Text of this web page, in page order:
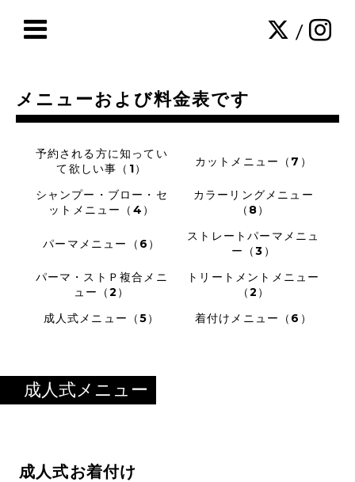
/
メニューおよび料金表です
予約される方に知ってい
て欲しい事（1）
カットメニュー（7）
シャンプー・ブロー・セ
ットメニュー（4）
カラーリングメニュー
（8）
パーマメニュー（6）
ストレートパーマメニュ
ー（3）
パーマ・ストＰ複合メニ
ュー（2）
トリートメントメニュー
（2）
成人式メニュー（5）
着付けメニュー（6）
成人式メニュー
成人式お着付け